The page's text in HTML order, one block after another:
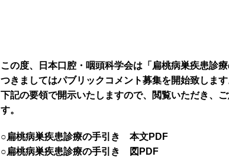
この度、日本口腔・咽頭科学会は「扁桃病巣疾患診
つきましてはパブリックコメント募集を開始致します
下記の要領で開示いたしますので、閲覧いただき、
す。
○扁桃病巣疾患診療の手引き 本文PDF
○扁桃病巣疾患診療の手引き 図PDF